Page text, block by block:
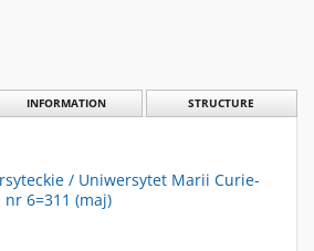
INFORMATION STRUCTURE
/ Uniwersytet Marii Curie-
nr 6=311 (maj)